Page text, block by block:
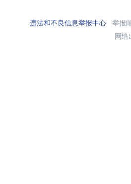
违法和不良信息举报中心举报
网